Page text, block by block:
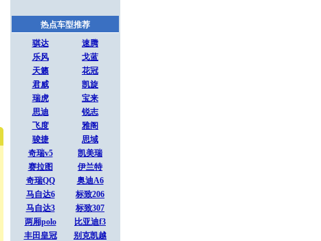
热点车型推荐
骐达
速腾
乐风
戈蓝
天籁
花冠
君威
凯旋
瑞虎
宝来
思迪
锐志
飞度
雅阁
骏捷
思域
奇瑞v5
凯美瑞
赛拉图
伊兰特
奇瑞QQ
奥迪A6
马自达6
标致206
马自达3
标致307
两厢polo
比亚迪f3
丰田皇冠
别克凯越